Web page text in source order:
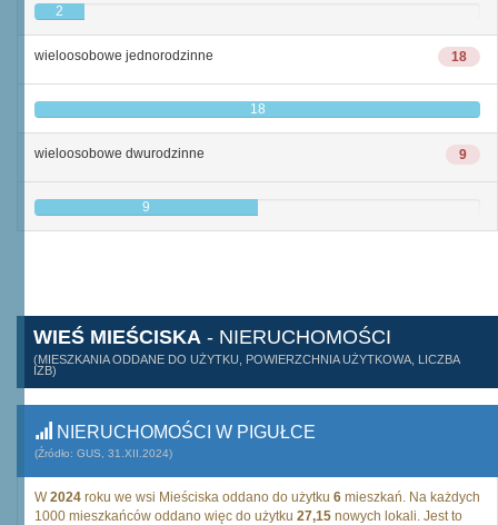
2
18
wieloosobowe jednorodzinne
18
9
wieloosobowe dwurodzinne
9
WIEŚ MIEŚCISKA - NIERUCHOMOŚCI
(MIESZKANIA ODDANE DO UŻYTKU, POWIERZCHNIA UŻYTKOWA, LICZBA
IZB)
NIERUCHOMOŚCI W PIGUŁCE
(Źródło: GUS, 31.XII.2024)
W2024 roku we wsi Mieściska oddano do użytku 6 mieszkań. Na każdych
1000 mieszkańców oddano więc do użytku 27,15 nowych lokali. Jest to